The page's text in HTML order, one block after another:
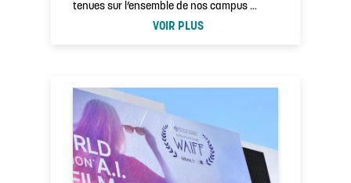
tenues sur l’ensemble de nos campus …
VOIR PLUS